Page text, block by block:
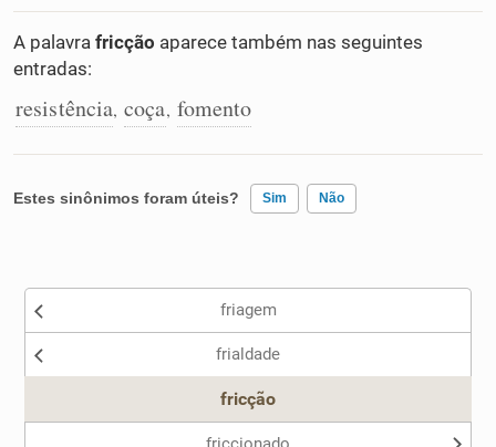
Conexões
Caça-palavras
A palavra fricção aparece também nas seguintes
entradas:
resistência, coça, fomento
Estes sinônimos foram úteis? Sim Não
Nenhum dos sinônimos apresentados me ajudou
friagem
frialdade
fricção